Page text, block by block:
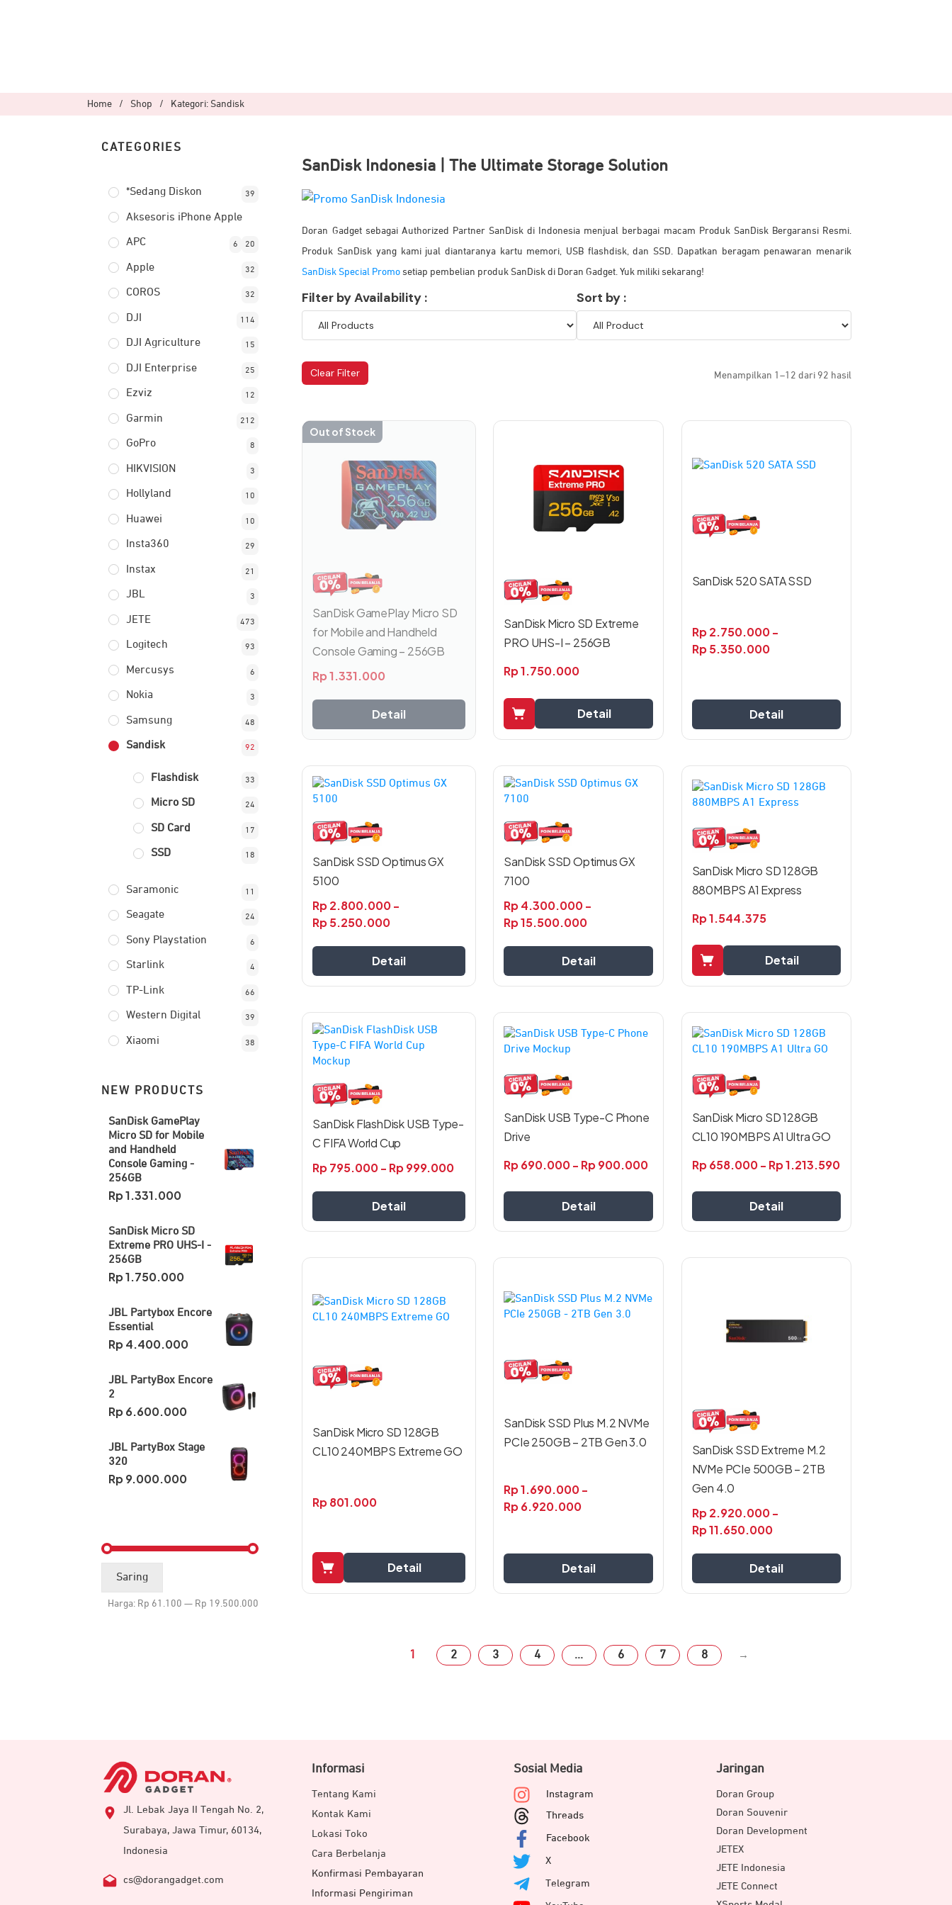
Home / Shop / Kategori: Sandisk
SanDisk Indonesia | The Ultimate Storage Solution
Doran Gadget sebagai Authorized Partner SanDisk di Indonesia menjual berbagai macam Produk SanDisk Bergaransi Resmi.
Produk SanDisk yang kami jual diantaranya kartu memori, USB flashdisk, dan SSD. Dapatkan beragam penawaran menarik
SanDisk Special Promo setiap pembelian produk SanDisk di Doran Gadget. Yuk miliki sekarang!
Filter by Availability : Sort by :
Clear Filter Menampilkan 1–12 dari 92 hasil
Out of Stock
SanDisk GamePlay Micro SD
for Mobile and Handheld
Console Gaming – 256GB
Rp1.331.000
Detail
SanDisk Micro SD Extreme
PRO UHS-I – 256GB
Rp1.750.000
Detail
SanDisk 520 SATA SSD
Rp2.750.000-
Rp5.350.000
memiliki
Pilihan
ini
di
Detail
SanDisk SSD Optimus GX
5100
Rp2.800.000-
Rp5.250.000
Produk
ini
beberapa
varian.
Pilihan
ini
diambil
di
Detail
SanDisk SSD Optimus GX
7100
Rp4.300.000-
Rp15.500.000
Produk
ini
beberapa
varian.
Pilihan
ini
diambil
di
Detail
SanDisk Micro SD 128GB
880MBPS A1 Express
Rp1.544.375
Detail
SanDisk FlashDisk USB Type-
C FIFA World Cup
Rp795.000- Rp999.000
Produk
ini
memiliki
varian.
Pilihan
ini
dapat
di
Detail
SanDisk USB Type-C Phone
Drive
Rp690.000- Rp900.000
Produk
ini
beberapa
varian.
ini
dapat
di
Detail
SanDisk Micro SD 128GB
CL10 190MBPS A1 Ultra GO
Rp658.000- Rp1.213.590
Produk
ini
beberapa
varian.
ini
dapat
di
Detail
SanDisk Micro SD 128GB
CL10 240MBPS Extreme GO
Rp801.000
Detail
SanDisk SSD Plus M.2 NVMe
PCIe 250GB – 2TB Gen 3.0
Rp1.690.000-
Rp6.920.000
ini
memiliki
ini
dapat
halaman
produk
Detail
SanDisk SSD Extreme M.2
NVMe PCIe 500GB – 2TB
Gen 4.0
Rp2.920.000-
Rp11.650.000
beberapa
di
halaman
produk
Detail
1 2 3 4 … 6 7 8 →
CATEGORIES
*Sedang Diskon 39
Aksesoris iPhone Apple
20
APC 6
Apple 32
COROS 32
DJI 114
DJI Agriculture 15
DJI Enterprise 25
Ezviz 12
Garmin 212
GoPro 8
HIKVISION 3
Hollyland 10
Huawei 10
Insta360 29
Instax 21
JBL 3
JETE 473
Logitech 93
Mercusys 6
Nokia 3
Samsung 48
Sandisk 92
Flashdisk 33
Micro SD 24
SD Card 17
SSD 18
Saramonic 11
Seagate 24
Sony Playstation 6
Starlink 4
TP-Link 66
Western Digital 39
Xiaomi 38
NEW PRODUCTS
SanDisk GamePlay
Micro SD for Mobile
and Handheld
Console Gaming -
256GB
Rp1.331.000
SanDisk Micro SD
Extreme PRO UHS-I -
256GB
Rp1.750.000
JBL Partybox Encore
Essential
Rp4.400.000
JBL PartyBox Encore
2
Rp6.600.000
JBL PartyBox Stage
320
Rp9.000.000
Saring
Harga: Rp 61.100 — Rp 19.500.000
Jl. Lebak Jaya II Tengah No. 2,
Surabaya, Jawa Timur, 60134,
Indonesia
cs@dorangadget.com
Informasi
Tentang Kami
Kontak Kami
Lokasi Toko
Cara Berbelanja
Konfirmasi Pembayaran
Informasi Pengiriman
Sosial Media
Instagram
Threads
Facebook
X
Telegram
Jaringan
Doran Group
Doran Souvenir
Doran Development
JETEX
JETE Indonesia
JETE Connect